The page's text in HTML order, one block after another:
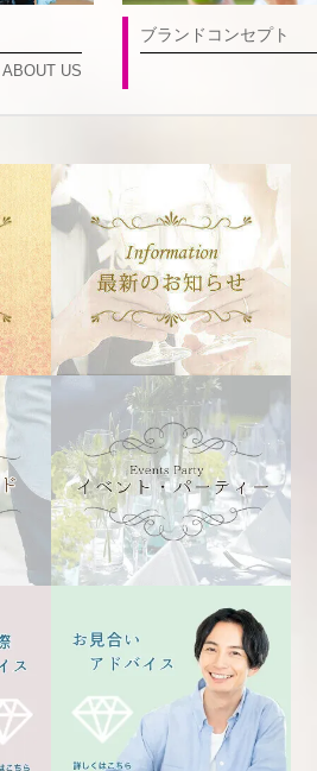
ABOUT US
ブランドコンセプト